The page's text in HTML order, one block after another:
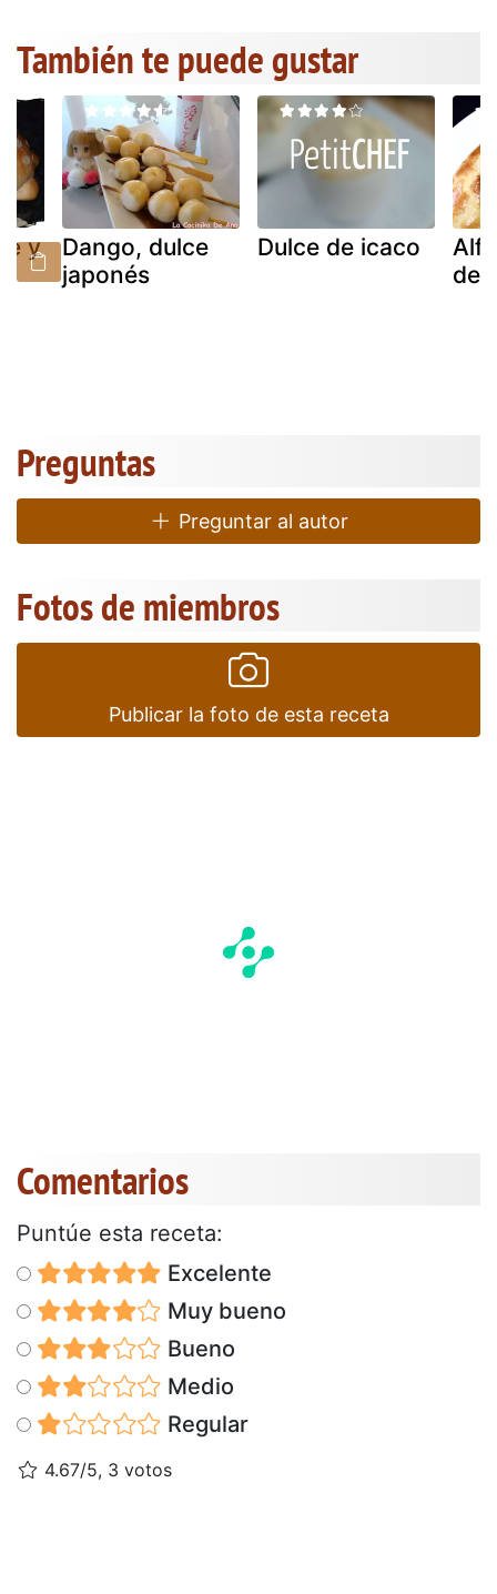
También te puede gustar
y
Dango, dulce
japonés
Dulce de icaco
de
Preguntas
Preguntar al autor
Fotos de miembros
Publicar la foto de esta receta
Comentarios
Puntúe esta receta:
Excelente
Muy bueno
Bueno
Medio
Regular
4.67/5, 3 votos